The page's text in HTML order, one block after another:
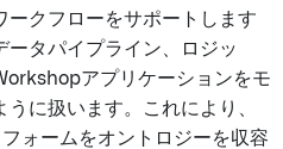
ークフローをサポートします
タパイプライン、ロジッ
アプリケーションをモ
に扱います。これにより、
ォームをオントロジーを収容